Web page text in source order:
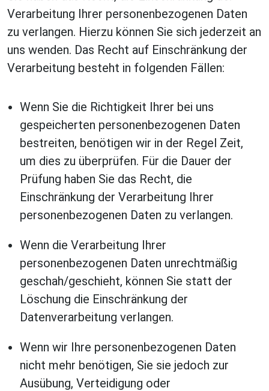
Verarbeitung Ihrer personenbezogenen Daten
zu verlangen. Hierzu können Sie sich jederzeit an
uns wenden. Das Recht auf Einschränkung der
Verarbeitung besteht in folgenden Fällen:
Wenn Sie die Richtigkeit Ihrer bei uns
gespeicherten personenbezogenen Daten
bestreiten, benötigen wir in der Regel Zeit,
um dies zu überprüfen. Für die Dauer der
Prüfung haben Sie das Recht, die
Einschränkung der Verarbeitung Ihrer
personenbezogenen Daten zu verlangen.
Wenn die Verarbeitung Ihrer
personenbezogenen Daten unrechtmäßig
geschah/geschieht, können Sie statt der
Löschung die Einschränkung der
Datenverarbeitung verlangen.
Wenn wir Ihre personenbezogenen Daten
nicht mehr benötigen, Sie sie jedoch zur
Ausübung, Verteidigung oder